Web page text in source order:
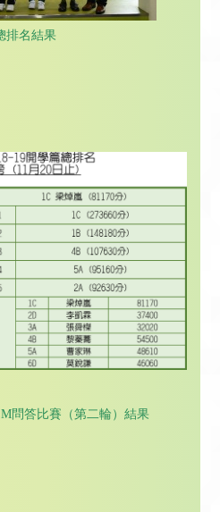
排名結果
問答比賽（第二輪）結果